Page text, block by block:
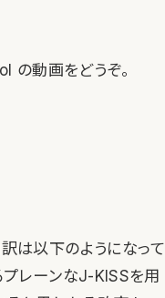
の動画をどうぞ。
訳は以下のようになって
プレーンなJ-KISSを用